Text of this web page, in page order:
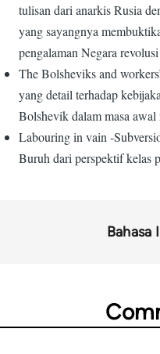
tulisan dari anarkis Rusia
yang sayangnya
pengalaman Negara
The Bolsheviks and
yang detail terhadap
Bolshevik dalam masa awal
Labouring in vain -
Buruh dari perspektif kelas
Bahasa